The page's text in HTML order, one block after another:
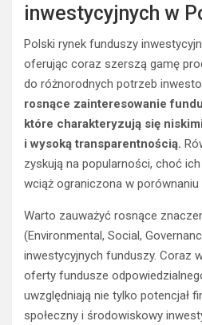
inwestycyjnych w
Polski rynek funduszy
oferując coraz szerszą gamę
do różnorodnych potrzeb
rosnące zainteresowanie
które charakteryzują się
i wysoką transparentnością.
zyskują na popularności, choć
wciąż ograniczona w porównaniu
Warto zauważyć rosnące
(Environmental, Social,
inwestycyjnych funduszy. Coraz
oferty fundusze
uwzględniają nie tylko potencjał
społeczny i środowiskowy